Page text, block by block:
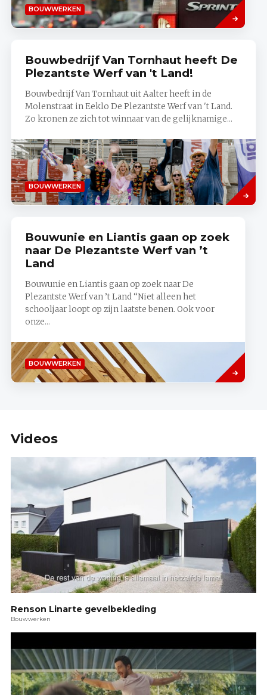
BOUWWERKEN
Lees
meer
Bouwbedrijf Van Tornhaut heeft De
Plezantste Werf van 't Land!
Bouwbedrijf Van Tornhaut uit Aalter heeft in de
Molenstraat in Eeklo De Plezantste Werf van 't Land.
Zo kronen ze zich tot winnaar van de gelijknamige...
BOUWWERKEN
Lees
meer
Bouwunie en Liantis gaan op zoek
naar De Plezantste Werf van ’t
Land
Bouwunie en Liantis gaan op zoek naar De
Plezantste Werf van ’t Land “Niet alleen het
schooljaar loopt op zijn laatste benen. Ook voor
onze...
BOUWWERKEN
meer
Videos
Renson Linarte gevelbekleding
Bouwwerken